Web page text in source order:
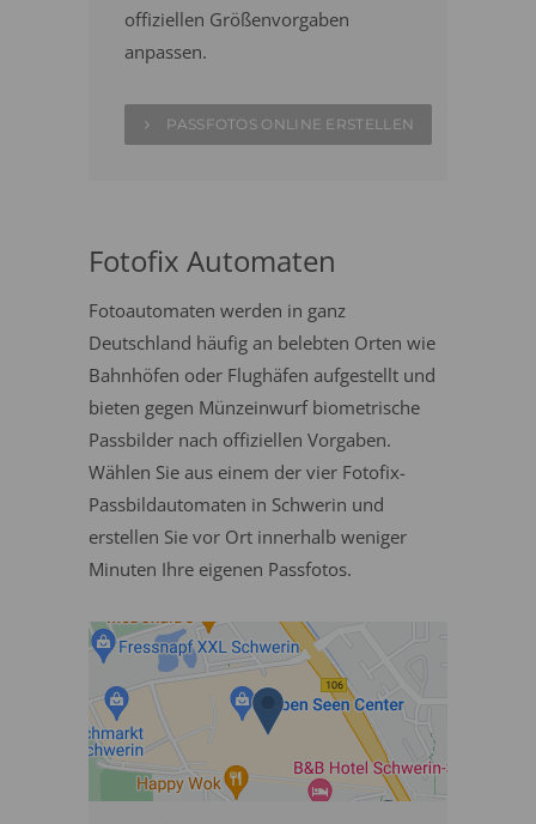
offiziellen Größenvorgaben
anpassen.
PASSFOTOS ONLINE ERSTELLEN
Fotofix Automaten
Fotoautomaten werden in ganz
Deutschland häufig an belebten Orten wie
Bahnhöfen oder Flughäfen aufgestellt und
bieten gegen Münzeinwurf biometrische
Passbilder nach offiziellen Vorgaben.
Wählen Sie aus einem der vier Fotofix-
Passbildautomaten in Schwerin und
erstellen Sie vor Ort innerhalb weniger
Minuten Ihre eigenen Passfotos.